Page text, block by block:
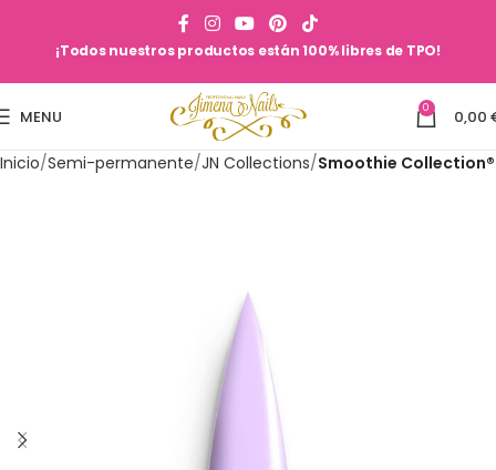
¡Todos nuestros productos están 100% libres de TPO!
MENU 0 0,00
Inicio Semi-permanente JN Collections Smoothie Collection®